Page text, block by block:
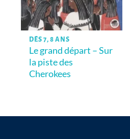
DÈS 7, 8 ANS
Le grand départ – Sur
la piste des
Cherokees